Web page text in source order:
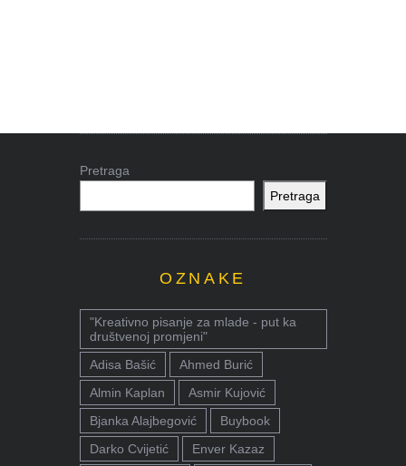
Pretraga
Pretraga
OZNAKE
"Kreativno pisanje za mlade - put ka
društvenoj promjeni"
Adisa Bašić
Ahmed Burić
Almin Kaplan
Asmir Kujović
Bjanka Alajbegović
Buybook
Darko Cvijetić
Enver Kazaz